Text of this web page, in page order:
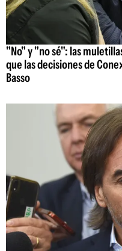
"No" y "no sé": las
que las decisiones de
Basso